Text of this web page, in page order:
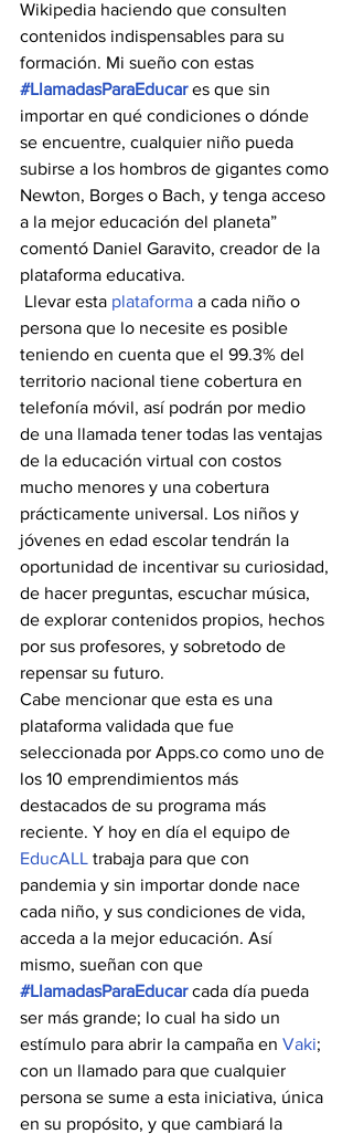
Wikipedia haciendo que consulten
contenidos indispensables para su
formación. Mi sueño con estas
#LlamadasParaEducar es que sin
importar en qué condiciones o dónde
se encuentre, cualquier niño pueda
subirse a los hombros de gigantes como
Newton, Borges o Bach, y tenga acceso
a la mejor educación del planeta”
comentó Daniel Garavito, creador de la
plataforma educativa.
Llevar esta plataforma a cada niño o
persona que lo necesite es posible
teniendo en cuenta que el 99.3% del
territorio nacional tiene cobertura en
telefonía móvil, así podrán por medio
de una llamada tener todas las ventajas
de la educación virtual con costos
mucho menores y una cobertura
prácticamente universal. Los niños y
jóvenes en edad escolar tendrán la
oportunidad de incentivar su curiosidad,
de hacer preguntas, escuchar música,
de explorar contenidos propios, hechos
por sus profesores, y sobretodo de
repensar su futuro.
Cabe mencionar que esta es una
plataforma validada que fue
seleccionada por Apps.co como uno de
los 10 emprendimientos más
destacados de su programa más
reciente. Y hoy en día el equipo de
EducALL trabaja para que con
pandemia y sin importar donde nace
cada niño, y sus condiciones de vida,
acceda a la mejor educación. Así
mismo, sueñan con que
#LlamadasParaEducar cada día pueda
ser más grande; lo cual ha sido un
estímulo para abrir la campaña en Vaki;
con un llamado para que cualquier
persona se sume a esta iniciativa, única
en su propósito, y que cambiará la